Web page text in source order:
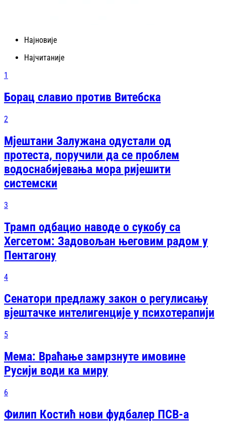
Најновије
Најчитаније
1
Борац славио против Витебска
2
Мјештани Залужана одустали од
протеста, поручили да се проблем
водоснабијевања мора ријешити
системски
3
Трамп одбацио наводе о сукобу са
Хегсетом: Задовољан његовим радом у
Пентагону
4
Сенатори предлажу закон о регулисању
вјештачке интелигенције у психотерапији
5
Мема: Враћање замрзнуте имовине
Русији води ка миру
6
Филип Костић нови фудбалер ПСВ-а